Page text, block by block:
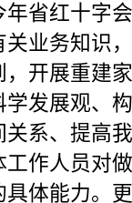
年省红十字
业务知识
，开展重建
发展观、
系、提高
工作人员对
体能力。